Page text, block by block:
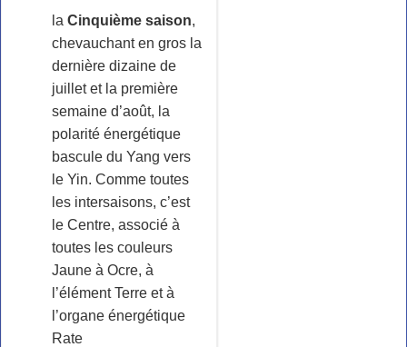
la Cinquième saison,
chevauchant en gros la
dernière dizaine de
juillet et la première
semaine d’août, la
polarité énergétique
bascule du Yang vers
le Yin. Comme toutes
les intersaisons, c’est
le Centre, associé à
toutes les couleurs
Jaune à Ocre, à
l’élément Terre et à
l’organe énergétique
Rate